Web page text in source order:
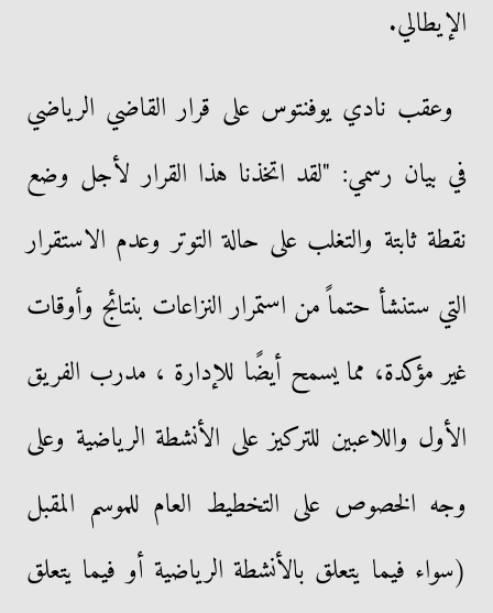
الإيطالي.
وعقب نادي يوفنتوس على قرار القاضي الرياضي
في بيان رسمي: "لقد اتخذنا هذا القرار لأجل وضع
نقطة ثابتة والتغلب على حالة التوتر وعدم الاستقرار
التي ستنشأ حتماً من استمرار النزاعات بنتائج وأوقات
غير مؤكدة، مما يسمح أيضًا للإدارة ، مدرب الفريق
الأول واللاعبين للتركيز على الأنشطة الرياضية وعلى
وجه الخصوص على التخطيط العام للموسم المقبل
(سواء فيما يتعلق بالأنشطة الرياضية أو فيما يتعلق